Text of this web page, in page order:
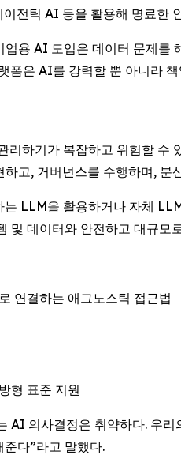
전틱 AI 등을 활용해 명료한
AI 도입은 데이터 문제를
은 AI를 강력할 뿐 아니라
리하기가 복잡하고 위험할
고, 거버넌스를 수행하며, 분
LLM을 활용하거나 자체
데이터와 안전하고 대규모
연결하는 애그노스틱 접근법
형 표준 지원
의사결정은 취약하다. 우
다”라고 말했다.